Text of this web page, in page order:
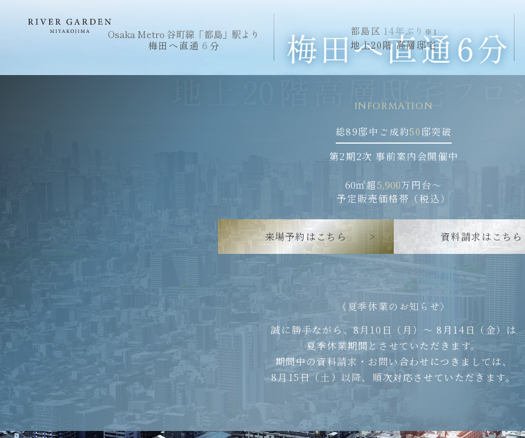
TOP
ロケーション
ACCESS
アクセス
クオリティ
現地案内図
資料請求はこちら
Osaka Metro 谷町線「都島」駅より
梅田へ直通 6 分
都島区 14年ぶり ※1
地上20階 高層邸宅
INFORMATION
総89邸中 ご成約50邸突破
第2期2次 事前案内会開催中
60㎡超5,900万円台〜
予定販売価格帯（税込）
来場予約はこちら 資料請求はこちら
〈夏季休業のお知らせ〉
誠に勝手ながら、8月10日（月）〜 8月14日（金）は
夏季休業期間とさせていただきます。
期間中の資料請求・お問い合わせにつきましては、
8月15日（土）以降、順次対応させていただきます。